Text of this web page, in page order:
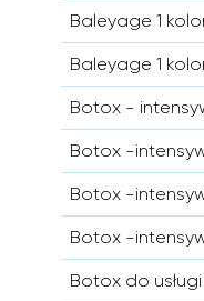
Baleyage 1
Baleyage 1
Botox -
Botox -
Botox -
Botox -
Botox do